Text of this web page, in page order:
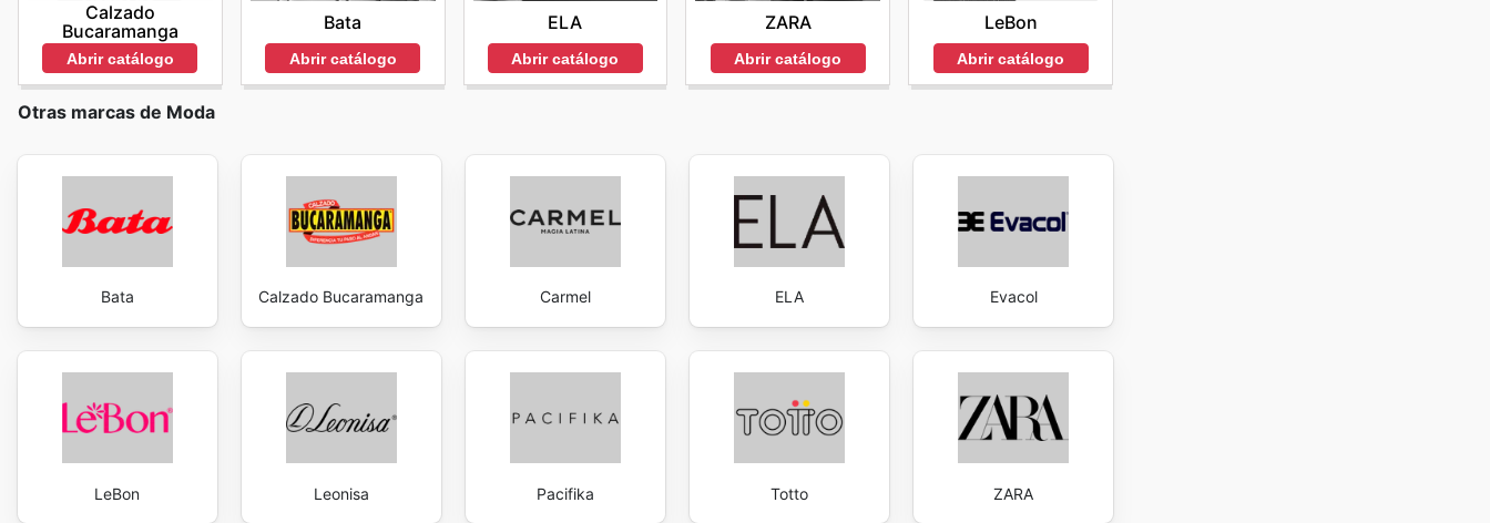
Calzado
Bucaramanga
Abrir catálogo
Bata
Abrir catálogo
ELA
Abrir catálogo
ZARA
Abrir catálogo
LeBon
Abrir catálogo
Otras marcas de Moda
Bata Calzado Bucaramanga Carmel ELA Evacol
LeBon Leonisa Pacifika Totto ZARA